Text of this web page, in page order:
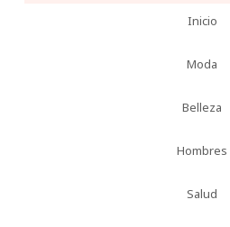
Inicio
Moda
Belleza
Hombres
Salud